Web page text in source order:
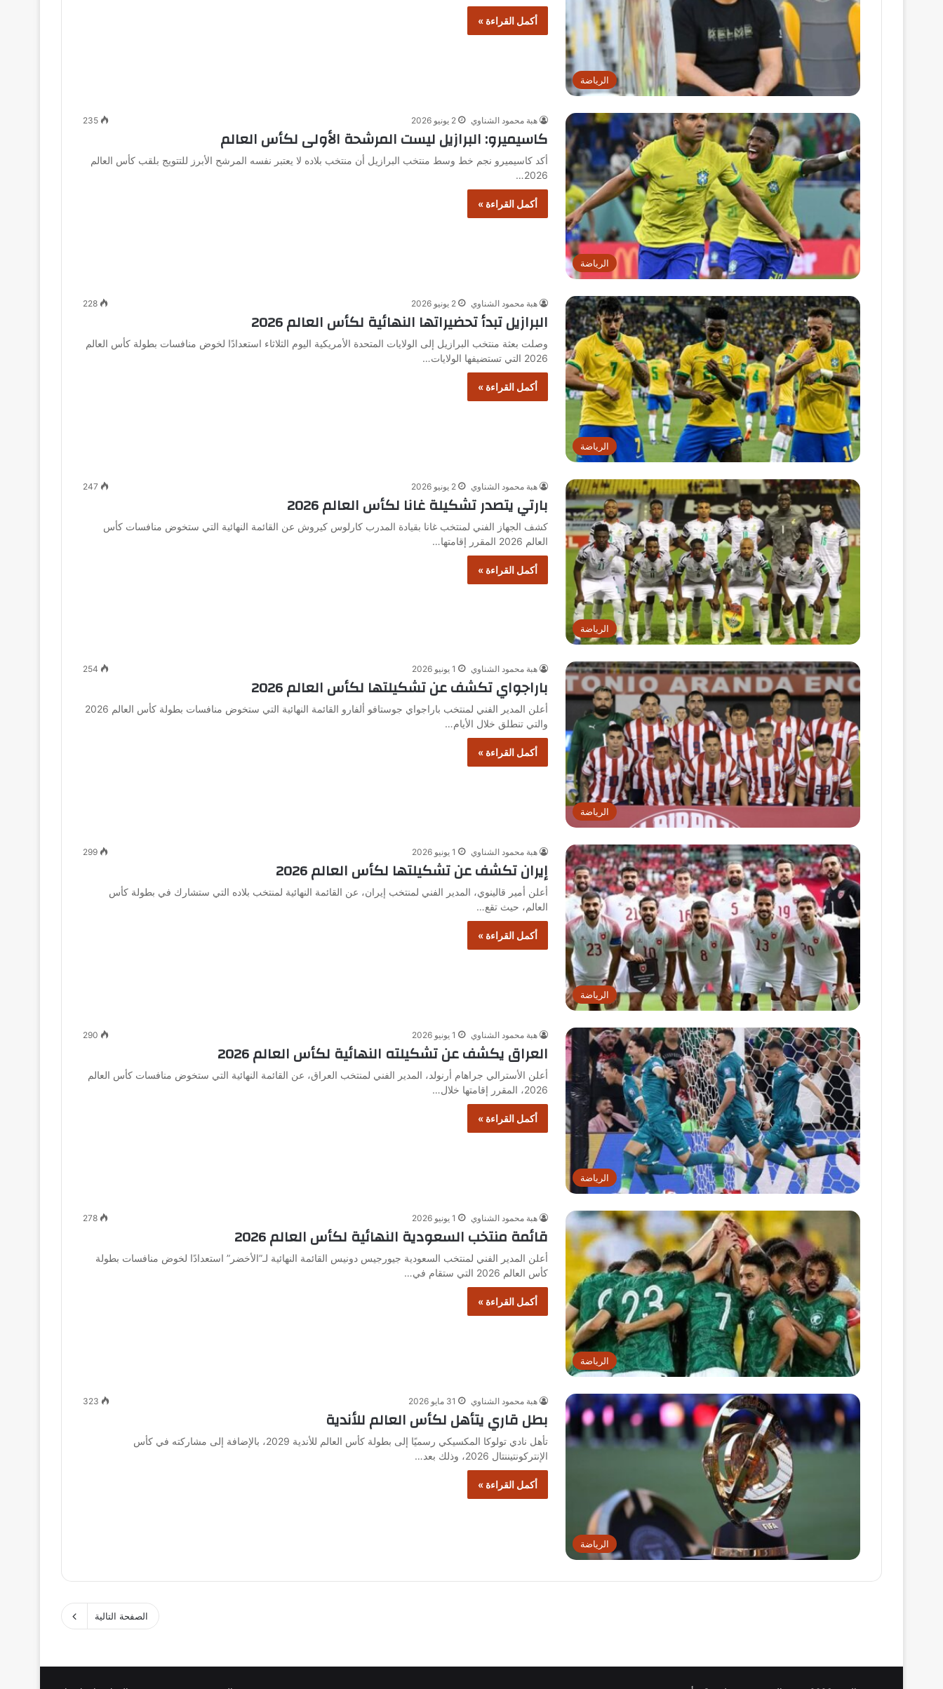
الرياضة
أكمل القراءة »
الرياضة
هبة محمود الشناوي 2 يونيو 2026 235
كاسيميرو: البرازيل ليست المرشحة الأولى لكأس العالم
أكد كاسيميرو نجم خط وسط منتخب البرازيل أن منتخب بلاده لا يعتبر نفسه المرشح الأبرز للتتويج بلقب كأس العالم
2026…
أكمل القراءة »
الرياضة
هبة محمود الشناوي 2 يونيو 2026 228
البرازيل تبدأ تحضيراتها النهائية لكأس العالم 2026
وصلت بعثة منتخب البرازيل إلى الولايات المتحدة الأمريكية اليوم الثلاثاء استعدادًا لخوض منافسات بطولة كأس العالم
2026 التي تستضيفها الولايات…
أكمل القراءة »
الرياضة
هبة محمود الشناوي 2 يونيو 2026 247
بارتي يتصدر تشكيلة غانا لكأس العالم 2026
كشف الجهاز الفني لمنتخب غانا بقيادة المدرب كارلوس كيروش عن القائمة النهائية التي ستخوض منافسات كأس
العالم 2026 المقرر إقامتها…
أكمل القراءة »
الرياضة
هبة محمود الشناوي 1 يونيو 2026 254
باراجواي تكشف عن تشكيلتها لكأس العالم 2026
أعلن المدير الفني لمنتخب باراجواي جوستافو ألفارو القائمة النهائية التي ستخوض منافسات بطولة كأس العالم 2026
والتي تنطلق خلال الأيام…
أكمل القراءة »
الرياضة
هبة محمود الشناوي 1 يونيو 2026 299
إيران تكشف عن تشكيلتها لكأس العالم 2026
أعلن أمير قالينوي، المدير الفني لمنتخب إيران، عن القائمة النهائية لمنتخب بلاده التي ستشارك في بطولة كأس
العالم، حيث تقع…
أكمل القراءة »
الرياضة
هبة محمود الشناوي 1 يونيو 2026 290
العراق يكشف عن تشكيلته النهائية لكأس العالم 2026
أعلن الأسترالي جراهام أرنولد، المدير الفني لمنتخب العراق، عن القائمة النهائية التي ستخوض منافسات كأس العالم
2026، المقرر إقامتها خلال…
أكمل القراءة »
الرياضة
هبة محمود الشناوي 1 يونيو 2026 278
قائمة منتخب السعودية النهائية لكأس العالم 2026
أعلن المدير الفني لمنتخب السعودية جيورجيس دونيس القائمة النهائية لـ”الأخضر” استعدادًا لخوض منافسات بطولة
كأس العالم 2026 التي ستقام في…
أكمل القراءة »
الرياضة
هبة محمود الشناوي 31 مايو 2026 323
بطل قاري يتأهل لكأس العالم للأندية
تأهل نادي تولوكا المكسيكي رسميًا إلى بطولة كأس العالم للأندية 2029، بالإضافة إلى مشاركته في كأس
الإنتركونتيننتال 2026، وذلك بعد…
أكمل القراءة »
الصفحة التالية